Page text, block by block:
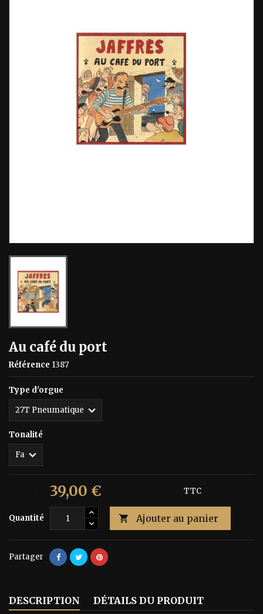
Au café du port
Référence 1387
Type d'orgue
Tonalité
39,00 € TTC
Quantité  Ajouter au panier
Partager
DESCRIPTION DÉTAILS DU PRODUIT